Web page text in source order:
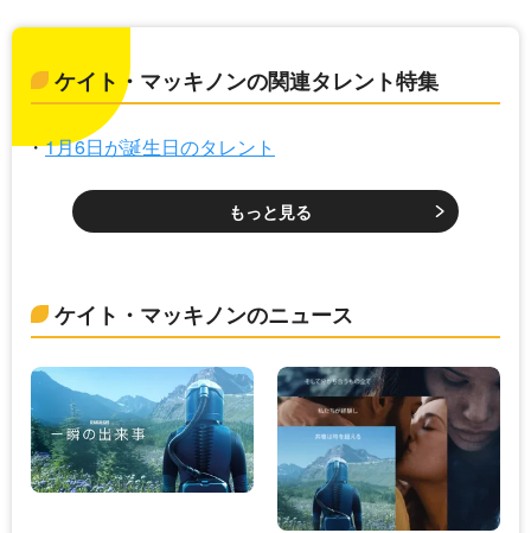
ケイト・マッキノンの関連タレント特集
1月6日が誕生日のタレント
もっと見る
ケイト・マッキノンのニュース